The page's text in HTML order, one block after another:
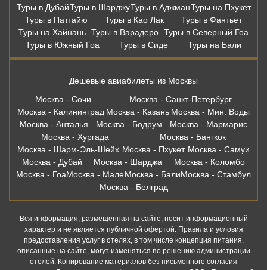
Туры в ДубайТуры в ШарджуТуры в АджманТуры на Пхукет
Туры в Паттайю
Туры в Као Лак
Туры в Фантьет
Туры на Хайнань Туры в Варадеро Туры в Северный Гоа
Туры в Южный Гоа
Туры в Сиде Туры на Бали
Дешевые авиабилеты из Москвы
Москва - Сочи
Москва - Санкт-Петербург
Москва - Калининград Москва - Казань Москва - Мин. Воды
Москва - Анталья
Москва - Бодрум
Москва - Мармарис
Москва - Хургада
Москва - Бангкок
Москва - Шарм-Эль-Шейх Москва - Пхукет Москва - Самуи
Москва - Дубай
Москва - Шарджа
Москва - Коломбо
Москва - ГоаМосква - МалеМосква - БалиМосква - Стамбул
Москва - Белград
Вся информация, размещённая на сайте, носит информационный
характер и не является публичной офертой. Правила и условия
предоставления услуг в отелях, в том числе концепция питания,
описанные на сайте, могут изменяться по решению администрации
отелей. Копирование материалов без письменного согласия